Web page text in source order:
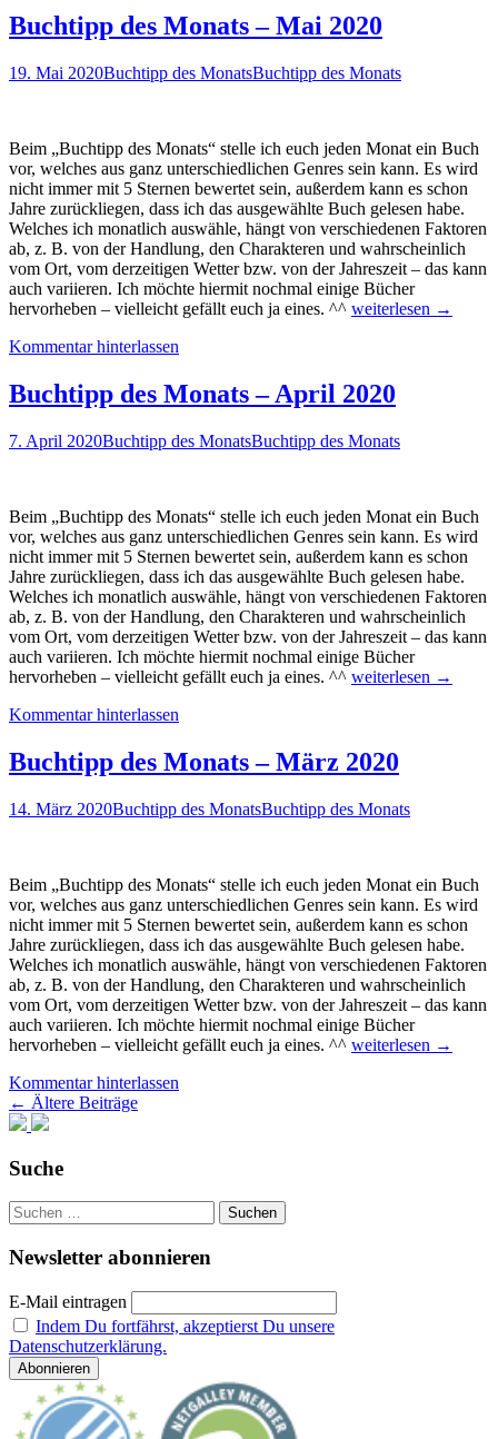
Juni
2020
Buchtipp des Monats – Mai 2020
19. Mai 2020Buchtipp des MonatsBuchtipp des Monats
Beim „Buchtipp des Monats“ stelle ich euch jeden Monat ein Buch
vor, welches aus ganz unterschiedlichen Genres sein kann. Es wird
nicht immer mit 5 Sternen bewertet sein, außerdem kann es schon
Jahre zurückliegen, dass ich das ausgewählte Buch gelesen habe.
Welches ich monatlich auswähle, hängt von verschiedenen Faktoren
ab, z. B. von der Handlung, den Charakteren und wahrscheinlich
vom Ort, vom derzeitigen Wetter bzw. von der Jahreszeit – das kann
auch variieren. Ich möchte hiermit nochmal einige Bücher
hervorheben – vielleicht gefällt euch ja eines. ^^ Buchtipp
Mai
2020
weiterlesen →
Kommentar hinterlassen
Buchtipp des Monats – April 2020
7. April 2020Buchtipp des MonatsBuchtipp des Monats
Beim „Buchtipp des Monats“ stelle ich euch jeden Monat ein Buch
vor, welches aus ganz unterschiedlichen Genres sein kann. Es wird
nicht immer mit 5 Sternen bewertet sein, außerdem kann es schon
Jahre zurückliegen, dass ich das ausgewählte Buch gelesen habe.
Welches ich monatlich auswähle, hängt von verschiedenen Faktoren
ab, z. B. von der Handlung, den Charakteren und wahrscheinlich
vom Ort, vom derzeitigen Wetter bzw. von der Jahreszeit – das kann
auch variieren. Ich möchte hiermit nochmal einige Bücher
hervorheben – vielleicht gefällt euch ja eines. ^^ Buchtipp
April
2020
weiterlesen →
Kommentar hinterlassen
Buchtipp des Monats – März 2020
14. März 2020Buchtipp des MonatsBuchtipp des Monats
Beim „Buchtipp des Monats“ stelle ich euch jeden Monat ein Buch
vor, welches aus ganz unterschiedlichen Genres sein kann. Es wird
nicht immer mit 5 Sternen bewertet sein, außerdem kann es schon
Jahre zurückliegen, dass ich das ausgewählte Buch gelesen habe.
Welches ich monatlich auswähle, hängt von verschiedenen Faktoren
ab, z. B. von der Handlung, den Charakteren und wahrscheinlich
vom Ort, vom derzeitigen Wetter bzw. von der Jahreszeit – das kann
auch variieren. Ich möchte hiermit nochmal einige Bücher
hervorheben – vielleicht gefällt euch ja eines. ^^ Buchtipp
weiterlesen →
Kommentar hinterlassen
Beitragsnavigation
← Ältere Beiträge
Suche
Suchen
nach:
Newsletter abonnieren
E-Mail eintragen
Indem Du fortfährst, akzeptierst Du unsere
Datenschutzerklärung.